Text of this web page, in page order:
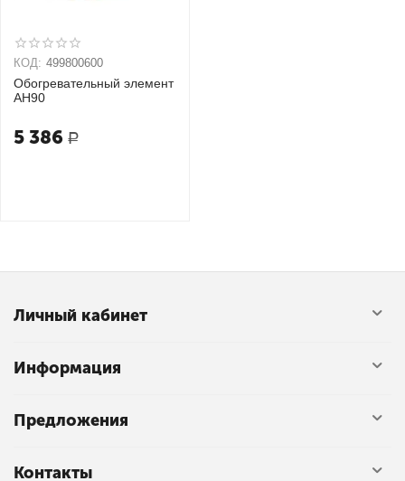
КОД: 499800600
Обогревательный элемент
AH90
5 386 Р
Личный кабинет
Информация
Предложения
Контакты